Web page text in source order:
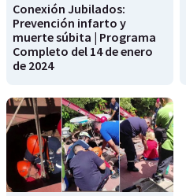
Conexión Jubilados:
Prevención infarto y
muerte súbita | Programa
Completo del 14 de enero
de 2024